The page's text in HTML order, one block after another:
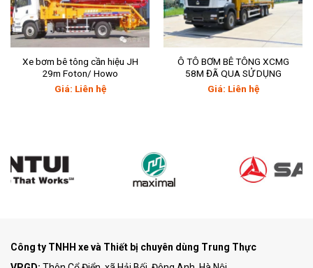
Xe bơm bê tông cần hiệu JH
29m Foton/ Howo
Giá: Liên hệ
Ô TÔ BƠM BÊ TÔNG XCMG
58M ĐÃ QUA SỬ DỤNG
Giá: Liên hệ
Công ty TNHH xe và Thiết bị chuyên dùng Trung Thực